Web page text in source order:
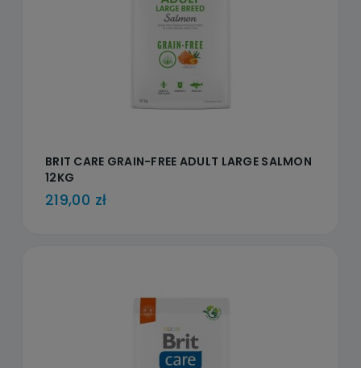
BRIT CARE GRAIN-FREE ADULT LARGE SALMON
12KG
219,00 zł